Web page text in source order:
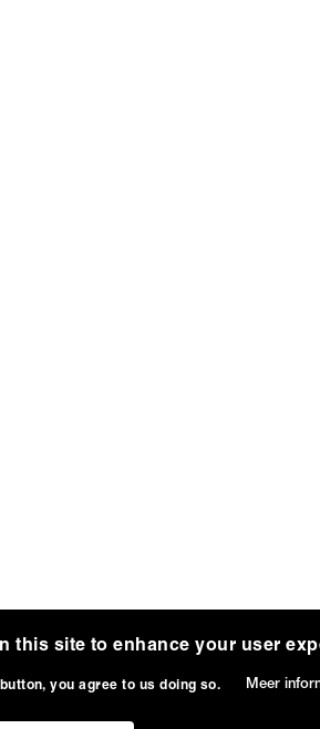
this site to enhance your user
you agree to us doing so. Meer